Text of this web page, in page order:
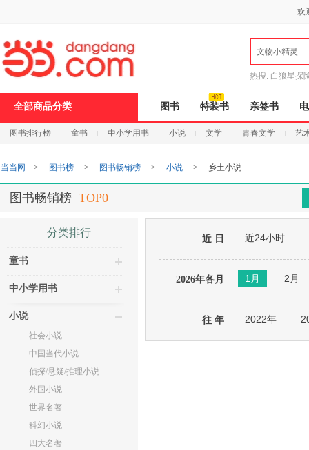
欢
文物小精灵
热搜: 白狼星探
全部商品分类 图书 特装书 亲签书
图书排行榜 童书 中小学用书 小说 文学 青春文学 艺
打
开
无
障
页
加
当当网 > 图书榜 > 图书畅销榜 > 小说 > 乡土小说
图书畅销榜 TOP0
分类排行
童书
中小学用书
小说
社会小说
中国当代小说
侦探/悬疑/推理小说
外国小说
世界名著
科幻小说
四大名著
近 日 近24小时
2026年各月 1月 2月
往 年 2022年